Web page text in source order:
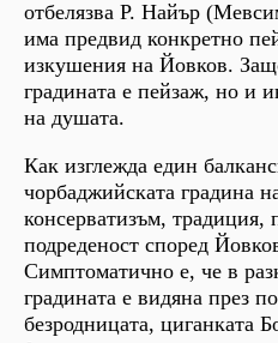
отбелязва Р. Найър
има предвид конкретно
изкушения на Йовков.
градината е пейзаж, но и
на душата.
Как изглежда един
чорбаджийската градина
консерватизъм, традиция,
подреденост според
Симптоматично е, че в
градината е видяна през
безродницата, циганката